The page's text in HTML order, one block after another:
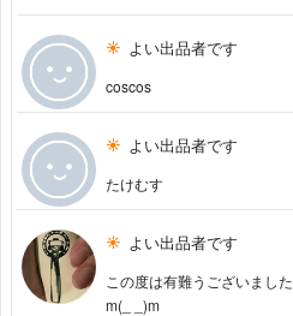
よい出品者です
coscos
よい出品者です
たけむす
よい出品者です
この度は有難うございました
m(_ _)m